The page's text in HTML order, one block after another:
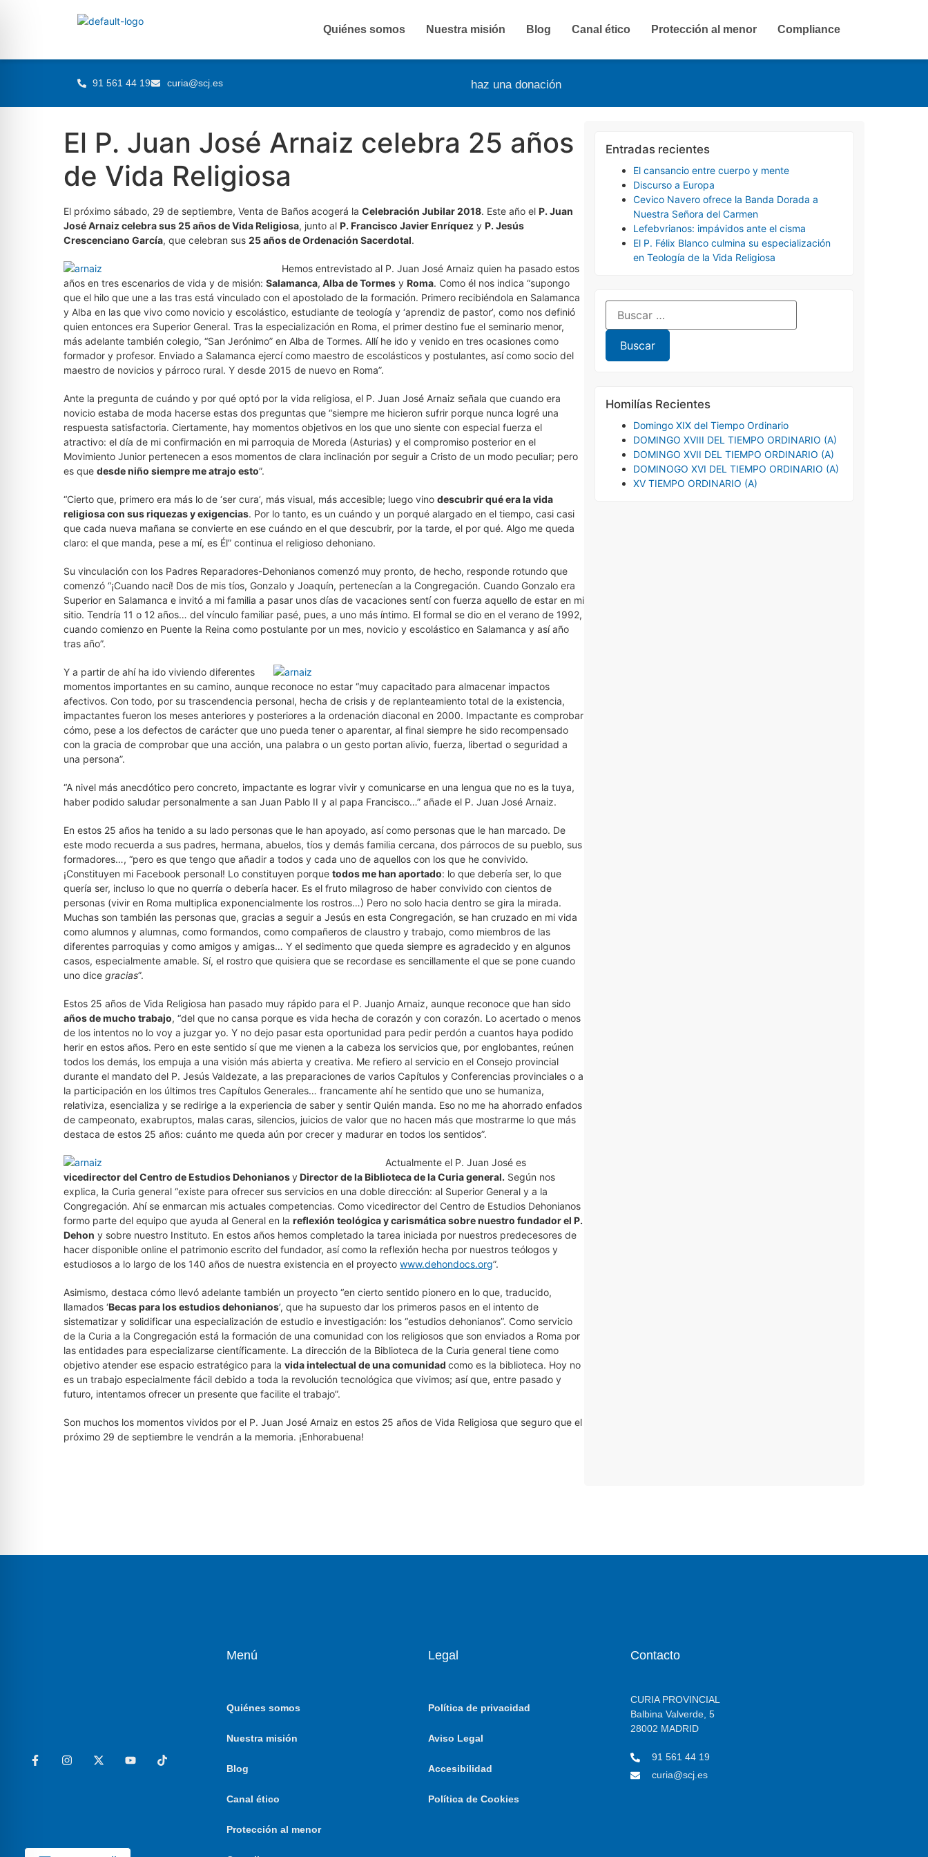
91 561 44 19 curia@scj.es haz una donación
Quiénes somos Nuestra misión Blog Canal ético Protección al menor Compliance
El P. Juan José Arnaiz celebra 25 años
de Vida Religiosa
El próximo sábado, 29 de septiembre, Venta de Baños acogerá la Celebración Jubilar 2018. Este año el P. Juan
José Arnaiz celebra sus 25 años de Vida Religiosa, junto al P. Francisco Javier Enríquez y P. Jesús
Crescenciano García, que celebran sus 25 años de Ordenación Sacerdotal.
Hemos entrevistado al P. Juan José Arnaiz quien ha pasado estos
años en tres escenarios de vida y de misión: Salamanca, Alba de Tormes y Roma. Como él nos indica “supongo
que el hilo que une a las tras está vinculado con el apostolado de la formación. Primero recibiéndola en Salamanca
y Alba en las que vivo como novicio y escolástico, estudiante de teología y ‘aprendiz de pastor’, como nos definió
quien entonces era Superior General. Tras la especialización en Roma, el primer destino fue el seminario menor,
más adelante también colegio, “San Jerónimo” en Alba de Tormes. Allí he ido y venido en tres ocasiones como
formador y profesor. Enviado a Salamanca ejercí como maestro de escolásticos y postulantes, así como socio del
maestro de novicios y párroco rural. Y desde 2015 de nuevo en Roma”.
Ante la pregunta de cuándo y por qué optó por la vida religiosa, el P. Juan José Arnaiz señala que cuando era
novicio estaba de moda hacerse estas dos preguntas que “siempre me hicieron sufrir porque nunca logré una
respuesta satisfactoria. Ciertamente, hay momentos objetivos en los que uno siente con especial fuerza el
atractivo: el día de mi confirmación en mi parroquia de Moreda (Asturias) y el compromiso posterior en el
Movimiento Junior pertenecen a esos momentos de clara inclinación por seguir a Cristo de un modo peculiar; pero
es que desde niño siempre me atrajo esto”.
“Cierto que, primero era más lo de ‘ser cura’, más visual, más accesible; luego vino descubrir qué era la vida
religiosa con sus riquezas y exigencias. Por lo tanto, es un cuándo y un porqué alargado en el tiempo, casi casi
que cada nueva mañana se convierte en ese cuándo en el que descubrir, por la tarde, el por qué. Algo me queda
claro: el que manda, pese a mí, es Él” continua el religioso dehoniano.
Su vinculación con los Padres Reparadores-Dehonianos comenzó muy pronto, de hecho, responde rotundo que
comenzó “¡Cuando nací! Dos de mis tíos, Gonzalo y Joaquín, pertenecían a la Congregación. Cuando Gonzalo era
Superior en Salamanca e invitó a mi familia a pasar unos días de vacaciones sentí con fuerza aquello de estar en mi
sitio. Tendría 11 o 12 años… del vínculo familiar pasé, pues, a uno más íntimo. El formal se dio en el verano de 1992,
cuando comienzo en Puente la Reina como postulante por un mes, novicio y escolástico en Salamanca y así año
tras año”.
Y a partir de ahí ha ido viviendo diferentes
momentos importantes en su camino, aunque reconoce no estar “muy capacitado para almacenar impactos
afectivos. Con todo, por su trascendencia personal, hecha de crisis y de replanteamiento total de la existencia,
impactantes fueron los meses anteriores y posteriores a la ordenación diaconal en 2000. Impactante es comprobar
cómo, pese a los defectos de carácter que uno pueda tener o aparentar, al final siempre he sido recompensado
con la gracia de comprobar que una acción, una palabra o un gesto portan alivio, fuerza, libertad o seguridad a
una persona”.
“A nivel más anecdótico pero concreto, impactante es lograr vivir y comunicarse en una lengua que no es la tuya,
haber podido saludar personalmente a san Juan Pablo II y al papa Francisco…” añade el P. Juan José Arnaiz.
En estos 25 años ha tenido a su lado personas que le han apoyado, así como personas que le han marcado. De
este modo recuerda a sus padres, hermana, abuelos, tíos y demás familia cercana, dos párrocos de su pueblo, sus
formadores…, “pero es que tengo que añadir a todos y cada uno de aquellos con los que he convivido.
¡Constituyen mi Facebook personal! Lo constituyen porque todos me han aportado: lo que debería ser, lo que
quería ser, incluso lo que no querría o debería hacer. Es el fruto milagroso de haber convivido con cientos de
personas (vivir en Roma multiplica exponencialmente los rostros…) Pero no solo hacia dentro se gira la mirada.
Muchas son también las personas que, gracias a seguir a Jesús en esta Congregación, se han cruzado en mi vida
como alumnos y alumnas, como formandos, como compañeros de claustro y trabajo, como miembros de las
diferentes parroquias y como amigos y amigas… Y el sedimento que queda siempre es agradecido y en algunos
casos, especialmente amable. Sí, el rostro que quisiera que se recordase es sencillamente el que se pone cuando
uno dice gracias”.
Estos 25 años de Vida Religiosa han pasado muy rápido para el P. Juanjo Arnaiz, aunque reconoce que han sido
años demucho trabajo, “del que no cansa porque es vida hecha de corazón y con corazón. Lo acertado o menos
de los intentos no lo voy a juzgar yo. Y no dejo pasar esta oportunidad para pedir perdón a cuantos haya podido
herir en estos años. Pero en este sentido sí que me vienen a la cabeza los servicios que, por englobantes, reúnen
todos los demás, los empuja a una visión más abierta y creativa. Me refiero al servicio en el Consejo provincial
durante el mandato del P. Jesús Valdezate, a las preparaciones de varios Capítulos y Conferencias provinciales o a
la participación en los últimos tres Capítulos Generales… francamente ahí he sentido que uno se humaniza,
relativiza, esencializa y se redirige a la experiencia de saber y sentir Quién manda. Eso no me ha ahorrado enfados
de campeonato, exabruptos, malas caras, silencios, juicios de valor que no hacen más que mostrarme lo que más
destaca de estos 25 años: cuánto me queda aún por crecer y madurar en todos los sentidos”.
Actualmente el P. Juan José es
vicedirector del Centro de Estudios DehonianosyDirector de la Biblioteca de la Curia general. Según nos
explica, la Curia general “existe para ofrecer sus servicios en una doble dirección: al Superior General y a la
Congregación. Ahí se enmarcan mis actuales competencias. Como vicedirector del Centro de Estudios Dehonianos
formo parte del equipo que ayuda al General en la reflexión teológica y carismática sobre nuestro fundador el P.
Dehon y sobre nuestro Instituto. En estos años hemos completado la tarea iniciada por nuestros predecesores de
hacer disponible online el patrimonio escrito del fundador, así como la reflexión hecha por nuestros teólogos y
estudiosos a lo largo de los 140 años de nuestra existencia en el proyecto www.dehondocs.org”.
Asimismo, destaca cómo llevó adelante también un proyecto “en cierto sentido pionero en lo que, traducido,
llamados ‘Becas para los estudios dehonianos’, que ha supuesto dar los primeros pasos en el intento de
sistematizar y solidificar una especialización de estudio e investigación: los “estudios dehonianos”. Como servicio
de la Curia a la Congregación está la formación de una comunidad con los religiosos que son enviados a Roma por
las entidades para especializarse científicamente. La dirección de la Biblioteca de la Curia general tiene como
objetivo atender ese espacio estratégico para la vida intelectual de una comunidad como es la biblioteca. Hoy no
es un trabajo especialmente fácil debido a toda la revolución tecnológica que vivimos; así que, entre pasado y
futuro, intentamos ofrecer un presente que facilite el trabajo”.
Son muchos los momentos vividos por el P. Juan José Arnaiz en estos 25 años de Vida Religiosa que seguro que el
próximo 29 de septiembre le vendrán a la memoria. ¡Enhorabuena!
Entradas recientes
El cansancio entre cuerpo y mente
Discurso a Europa
Cevico Navero ofrece la Banda Dorada a
Nuestra Señora del Carmen
Lefebvrianos: impávidos ante el cisma
El P. Félix Blanco culmina su especialización
en Teología de la Vida Religiosa
Homilías Recientes
Domingo XIX del Tiempo Ordinario
DOMINGO XVIII DEL TIEMPO ORDINARIO (A)
DOMINGO XVII DEL TIEMPO ORDINARIO (A)
DOMINOGO XVI DEL TIEMPO ORDINARIO (A)
XV TIEMPO ORDINARIO (A)
Menú
Quiénes somos
Nuestra misión
Blog
Canal ético
Protección al menor
Legal
Política de privacidad
Aviso Legal
Accesibilidad
Política de Cookies
Contacto
CURIA PROVINCIAL
Balbina Valverde, 5
28002 MADRID
91 561 44 19
curia@scj.es